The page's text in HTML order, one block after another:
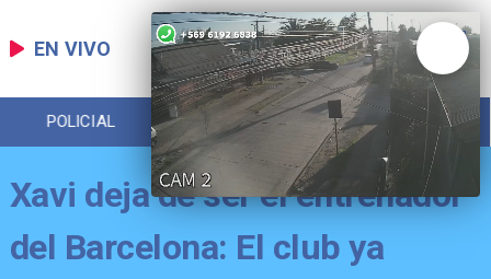
EN VIVO
POLICIAL REGIONAL ECONOMÍA
Xavi deja de ser el entrenador
del Barcelona: El club ya